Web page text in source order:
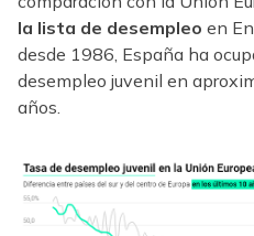
la lista de desempleo en
desde 1986, España ha
desempleo juvenil en
años.